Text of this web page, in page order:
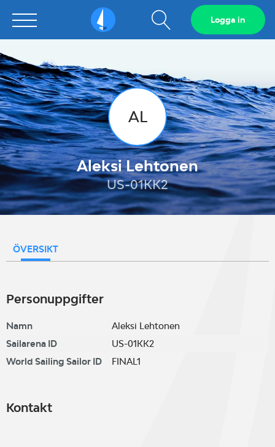
Sailarena Visa
sökfält
Logga in
AL
Aleksi Lehtonen
US-01KK2
ÖVERSIKT
Personuppgifter
Namn
Aleksi Lehtonen
Sailarena ID
US-01KK2
World Sailing Sailor ID
FINAL1
Kontakt